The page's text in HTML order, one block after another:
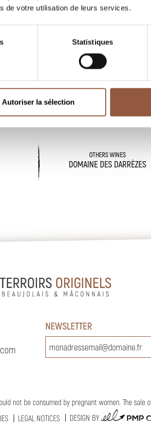
de votre utilisation de leurs services.
Statistiques
Autoriser la sélection
France
Madeleine Janin
OTHERS WINES
DOMAINE DES DARRÈZES
NEWSLETTER
not be consumed by pregnant women. The
LEGAL NOTICES DESIGN BY PMP